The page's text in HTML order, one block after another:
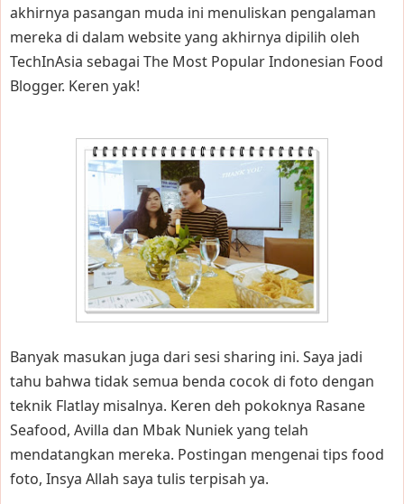
akhirnya pasangan muda ini menuliskan pengalaman
mereka di dalam website yang akhirnya dipilih oleh
TechInAsia sebagai The Most Popular Indonesian Food
Blogger. Keren yak!
Banyak masukan juga dari sesi sharing ini. Saya jadi
tahu bahwa tidak semua benda cocok di foto dengan
teknik Flatlay misalnya. Keren deh pokoknya Rasane
Seafood, Avilla dan Mbak Nuniek yang telah
mendatangkan mereka. Postingan mengenai tips food
foto, Insya Allah saya tulis terpisah ya.